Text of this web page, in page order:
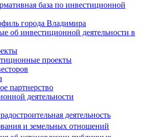
база по инвестиционной
города Владимира
об инвестиционной деятельности в
проекты
партнерство
деятельности
деятельность
и земельных отношений